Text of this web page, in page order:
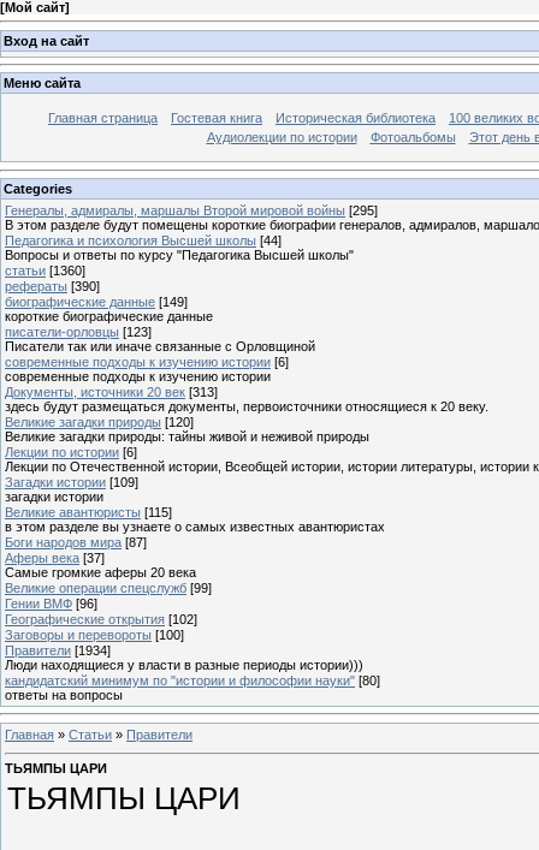
[Мой сайт]
Вход на сайт
Меню сайта
Главная страница Гостевая книга Историческая библиотека
100 великих
Аудиолекции по истории
Фотоальбомы Этот день
Categories
Генералы, адмиралы, маршалы Второй мировой войны [295]
В этом разделе будут помещены короткие биографии генералов, адмиралов,
Педагогика и психология Высшей школы [44]
Вопросы и ответы по курсу "Педагогика Высшей школы"
статьи [1360]
рефераты [390]
биографические данные [149]
короткие биографические данные
писатели-орловцы [123]
Писатели так или иначе связанные с Орловщиной
современные подходы к изучению истории [6]
современные подходы к изучению истории
Документы, источники 20 век [313]
здесь будут размещаться документы, первоисточники относящиеся к 20 веку.
Великие загадки природы [120]
Великие загадки природы: тайны живой и неживой природы
Лекции по истории [6]
Лекции по Отечественной истории, Всеобщей истории, истории литературы, истории
Загадки истории [109]
загадки истории
Великие авантюристы [115]
в этом разделе вы узнаете о самых известных авантюристах
Боги народов мира [87]
Аферы века [37]
Самые громкие аферы 20 века
Великие операции спецслужб [99]
Гении ВМФ [96]
Географические открытия [102]
Заговоры и перевороты [100]
Правители [1934]
Люди находящиеся у власти в разные периоды истории)))
кандидатский минимум по "истории и философии науки" [80]
ответы на вопросы
Главная » Статьи » Правители
ТЬЯМПЫ ЦАРИ
ТЬЯМПЫ ЦАРИ